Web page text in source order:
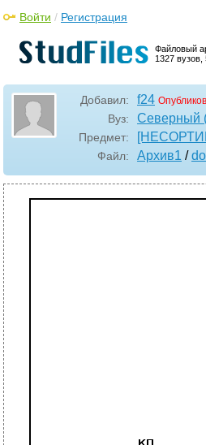
Файловый
1327 вузов,
Войти / Регистрация
Добавил: f24
Вуз: Северный
Предмет:
Файл: Архив1 /